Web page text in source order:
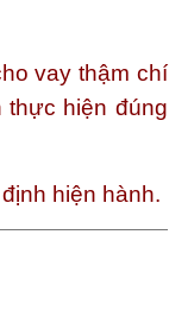
vay thậm chí
thực hiện đúng
hiện hành.